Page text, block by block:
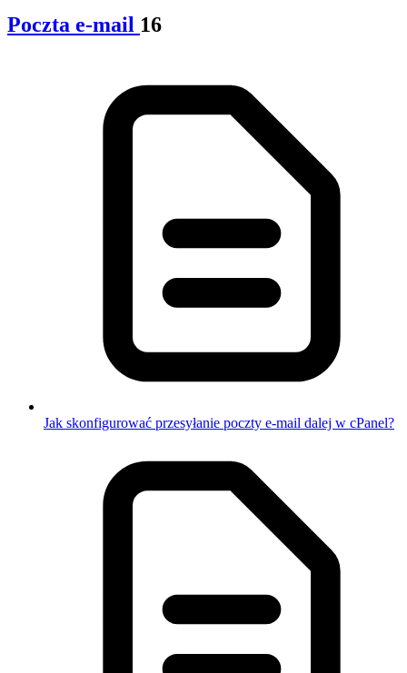
Poczta e-mail 16
Jak skonfigurować przesyłanie poczty e-mail dalej w cPanel?